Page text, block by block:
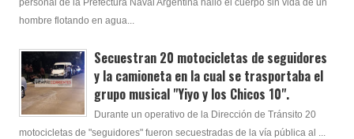
personal de la Prefectura Naval Argentina halló el cuerpo sin vida de un
hombre flotando en agua...
Secuestran 20 motocicletas de seguidores
y la camioneta en la cual se trasportaba el
grupo musical "Yiyo y los Chicos 10".
Durante un operativo de la Dirección de Tránsito 20
motocicletas de "seguidores" fueron secuestradas de la vía pública al ...